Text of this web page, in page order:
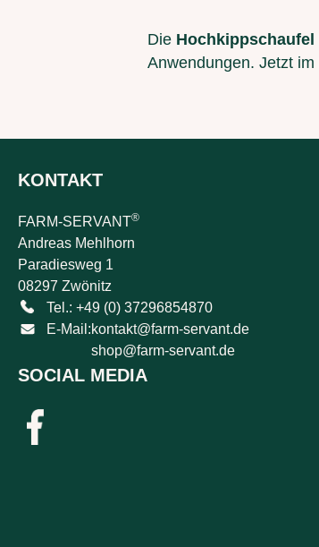
Die Hochkippschaufel
Anwendungen. Jetzt im
KONTAKT
FARM-SERVANT®
Andreas Mehlhorn
Paradiesweg 1
08297 Zwönitz
Tel.: +49 (0) 37296854870
E-Mail:kontakt@farm-servant.de
shop@farm-servant.de
SOCIAL MEDIA